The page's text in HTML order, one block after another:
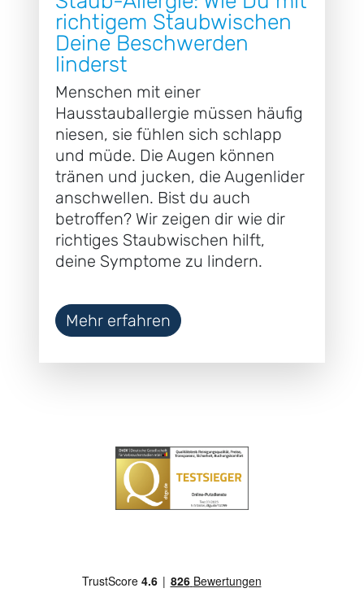
richtigem Staubwischen
Deine Beschwerden
linderst
Menschen mit einer
Hausstauballergie müssen häufig
niesen, sie fühlen sich schlapp
und müde. Die Augen können
tränen und jucken, die Augenlider
anschwellen. Bist du auch
betroffen? Wir zeigen dir wie dir
richtiges Staubwischen hilft,
deine Symptome zu lindern.
Mehr erfahren